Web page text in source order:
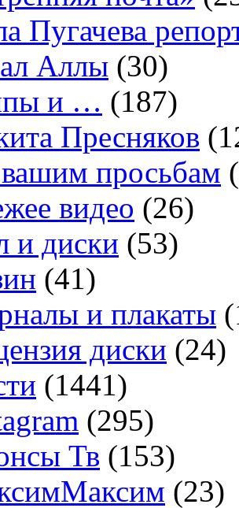
Пугачева
Аллы (30)
и … (187)
Пресняков
просьбам
видео (26)
и диски (53)
(41)
и плакаты
диски (24)
(1441)
(295)
Тв (153)
(23)